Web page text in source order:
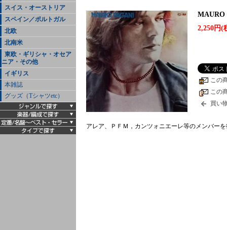
スイス・オーストリア
スペイン／ポルトガル
北欧
北南米
東欧・ギリシャ・オセア
ニア・その他
イギリス
本雑誌
グッズ（Tシャツetc）
MAURO
2,250円(
この
この
買い
アレア、ＰＦＭ，カンツォニエーレ等のメンバー